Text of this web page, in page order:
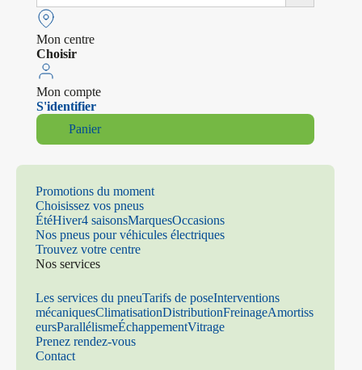
Mon centre
Choisir
Mon compte
S'identifier
Panier
Promotions du moment
Choisissez vos pneus
ÉtéHiver4 saisonsMarquesOccasions
Nos pneus pour véhicules électriques
Trouvez votre centre
Nos services
Les services du pneuTarifs de poseInterventions
mécaniquesClimatisationDistributionFreinageAmortiss
eursParallélismeÉchappementVitrage
Prenez rendez-vous
Contact